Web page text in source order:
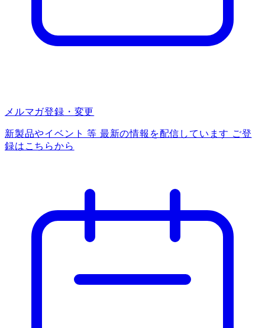
メルマガ登録・変更
新製品やイベント 等 最新の情報を配信しています ご登
録はこちらから